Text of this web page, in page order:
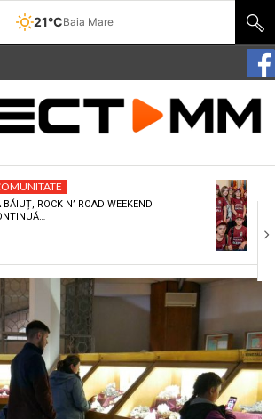
21°CBaia Mare
BĂIUȚ, ROCK N’ ROAD WEEKEND